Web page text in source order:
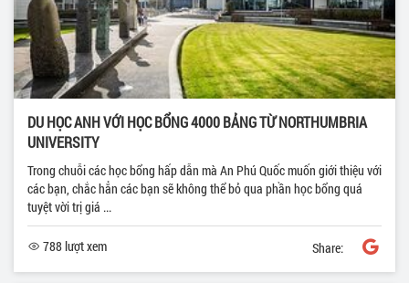
DU HỌC ANH VỚI HỌC BỔNG 4000 BẢNG TỪ NORTHUMBRIA
UNIVERSITY
Trong chuỗi các học bổng hấp dẫn mà An Phú Quốc muốn giới thiệu với
các bạn, chắc hẳn các bạn sẽ không thể bỏ qua phần học bổng quá
tuyệt vời trị giá ...
788 lượt xem Share: